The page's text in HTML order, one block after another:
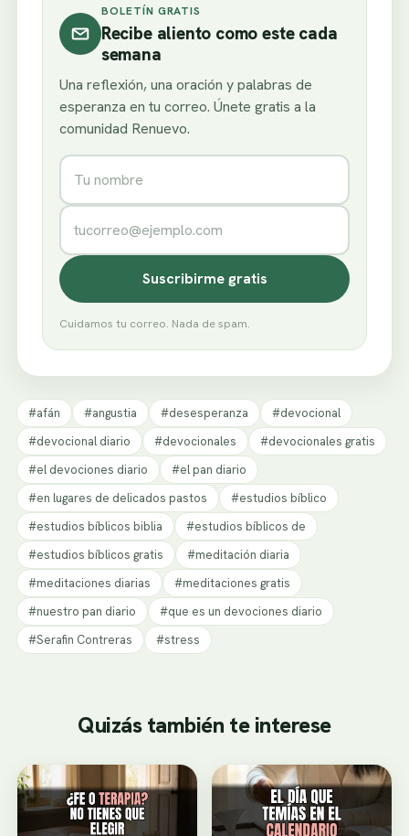
BOLETÍN GRATIS
Recibe aliento como este cada
semana
Una reflexión, una oración y palabras de
esperanza en tu correo. Únete gratis a la
comunidad Renuevo.
Nombre
Correo electrónico
Suscribirme gratis
Cuidamos tu correo. Nada de spam.
#afán #angustia #desesperanza
#devocional
#devocional diario
#devocionales
#devocionales gratis
#el devociones diario
#el pan diario
#en lugares de delicados pastos
#estudios bíblico
#estudios bíblicos biblia
#estudios bíblicos de
#estudios bíblicos gratis
#meditación diaria
#meditaciones diarias
#meditaciones gratis
#nuestro pan diario
#que es un devociones diario
#Serafin Contreras
#stress
Quizás también te interese